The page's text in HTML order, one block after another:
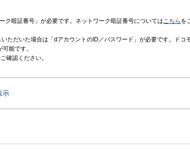
ク暗証番号」が必要です。ネットワーク暗証番号についてはこちら を
ただいた場合は「dアカウントのID／パスワード」が必要です。ドコ
能です。
ご確認ください。
示